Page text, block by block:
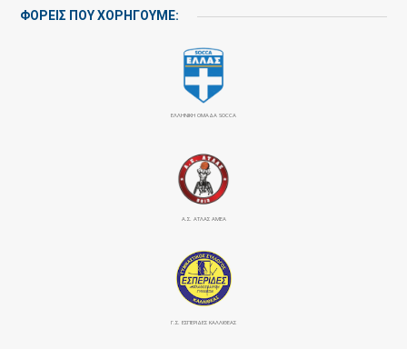
ΦΟΡΕΙΣ ΠΟΥ ΧΟΡΗΓΟΥΜΕ:
ΕΛΛΗΝΙΚΗ ΟΜΑΔΑ SOCCA
Α.Σ. ΑΤΛΑΣ ΑΜΕΑ
Γ.Σ. ΕΣΠΕΡΙΔΕΣ ΚΑΛΛΙΘΕΑΣ